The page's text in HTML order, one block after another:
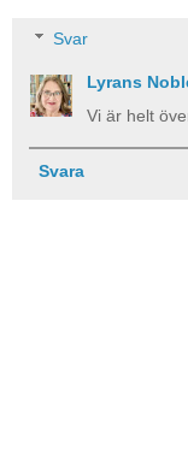
Svar
Lyrans
Vi är helt
Svara